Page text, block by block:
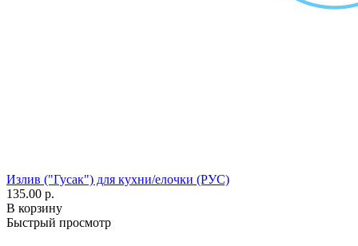
Излив ("Гусак") для кухни/елочки (РУС)
135.00 р.
В корзину
Быстрый просмотр